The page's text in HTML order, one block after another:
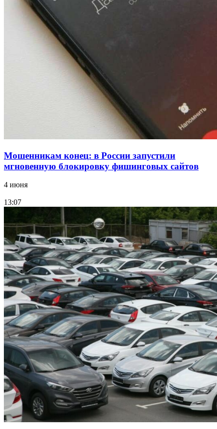
Сладкий праздник в Волгограде: в Центральном
парке прошёл фестиваль „Арбузный переполох“
Волгоградские компании нарастили экспорт:
заключены контракты на 3,6 млн долларов
Мошенникам конец: в России запустили
мгновенную блокировку фишинговых сайтов
4 июня
13:07